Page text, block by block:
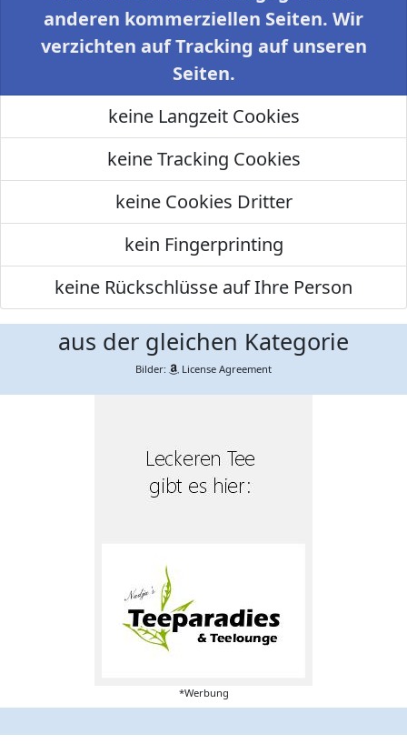
anderen kommerziellen Seiten. Wir
verzichten auf Tracking auf unseren
Seiten.
keine Langzeit Cookies
keine Tracking Cookies
keine Cookies Dritter
kein Fingerprinting
keine Rückschlüsse auf Ihre Person
aus der gleichen Kategorie
Bilder: License Agreement
*Werbung